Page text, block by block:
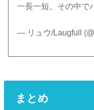
一長一短。その中で
— リュウ/Laugfull
まとめ